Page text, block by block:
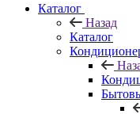
Каталог
Назад
Каталог